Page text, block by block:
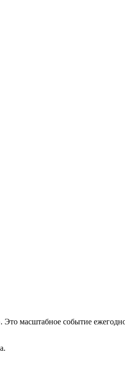
масштабное событие